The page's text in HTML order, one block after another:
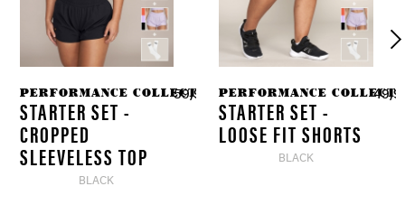
€ *
PERFORMANCE COLLECTION
STARTER SET -
CROPPED
SLEEVELESS TOP
BLACK
59,90 € *PERFORMANCE
STARTER SET -
LOOSE FIT SHORTS
BLACK